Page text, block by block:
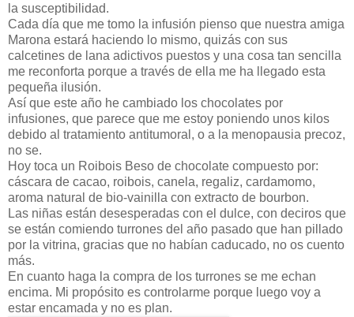
la susceptibilidad.
Cada día que me tomo la infusión pienso que nuestra amiga
Marona estará haciendo lo mismo, quizás con sus
calcetines de lana adictivos puestos y una cosa tan sencilla
me reconforta porque a través de ella me ha llegado esta
pequeña ilusión.
Así que este año he cambiado los chocolates por
infusiones, que parece que me estoy poniendo unos kilos
debido al tratamiento antitumoral, o a la menopausia precoz,
no se.
Hoy toca un Roibois Beso de chocolate compuesto por:
cáscara de cacao, roibois, canela, regaliz, cardamomo,
aroma natural de bio-vainilla con extracto de bourbon.
Las niñas están desesperadas con el dulce, con deciros que
se están comiendo turrones del año pasado que han pillado
por la vitrina, gracias que no habían caducado, no os cuento
más.
En cuanto haga la compra de los turrones se me echan
encima. Mi propósito es controlarme porque luego voy a
estar encamada y no es plan.